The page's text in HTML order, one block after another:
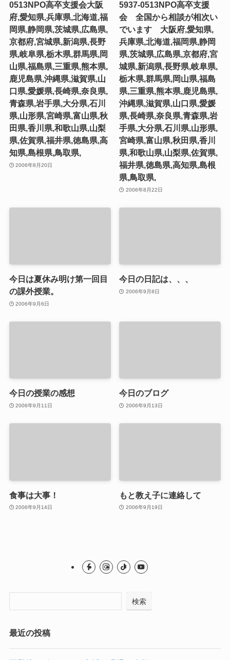
0513NPO高卒支援会大阪
府,愛知県,兵庫県,北海道,福
岡県,静岡県,茨城県,広島県,
京都府,宮城県,新潟県,長野
県,岐阜県,栃木県,群馬県,岡
山県,福島県,三重県,熊本県,
鹿児島県,沖縄県,滋賀県,山
口県,愛媛県,長崎県,奈良県,
青森県,岩手県,大分県,石川
県,山形県,宮崎県,富山県,秋
田県,香川県,和歌山県,山梨
県,佐賀県,福井県,徳島県,高
知県,島根県,鳥取県,
2006年8月20日
5937-0513NPO高卒支援
会 全国から相談が相次い
でいます 大阪府,愛知県,
兵庫県,北海道,福岡県,静岡
県,茨城県,広島県,京都府,宮
城県,新潟県,長野県,岐阜県,
栃木県,群馬県,岡山県,福島
県,三重県,熊本県,鹿児島県,
沖縄県,滋賀県,山口県,愛媛
県,長崎県,奈良県,青森県,岩
手県,大分県,石川県,山形県,
宮崎県,富山県,秋田県,香川
県,和歌山県,山梨県,佐賀県,
福井県,徳島県,高知県,島根
県,鳥取県,
2006年8月22日
今日は夏休み明け第一回目
の課外授業。
2006年9月6日
今日の日記は、、、
2006年9月8日
今日の授業の感想
2006年9月11日
今日のブログ
2006年9月13日
食事は大事！
2006年9月14日
もと教え子に連絡して
2006年9月19日
検索
最近の投稿